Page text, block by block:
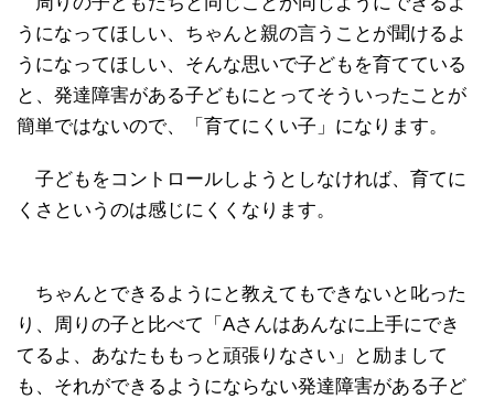
うになってほしい、ちゃんと親の言うことが聞けるよ
うになってほしい、そんな思いで子どもを育てている
と、発達障害がある子どもにとってそういったことが
簡単ではないので、「育てにくい子」になります。
子どもをコントロールしようとしなければ、育てに
くさというのは感じにくくなります。
ちゃんとできるようにと教えてもできないと叱った
り、周りの子と比べて「Aさんはあんなに上手にでき
てるよ、あなたももっと頑張りなさい」と励まして
も、それができるようにならない発達障害がある子ど